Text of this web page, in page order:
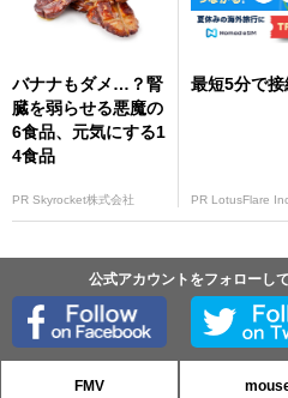
バナナもダメ…？腎
臓を弱らせる悪魔の
6食品、元気にする1
4食品
PR Skyrocket株式会社
最短5分で接
PR LotusFlare
公式アカウントをフォローし
FMV